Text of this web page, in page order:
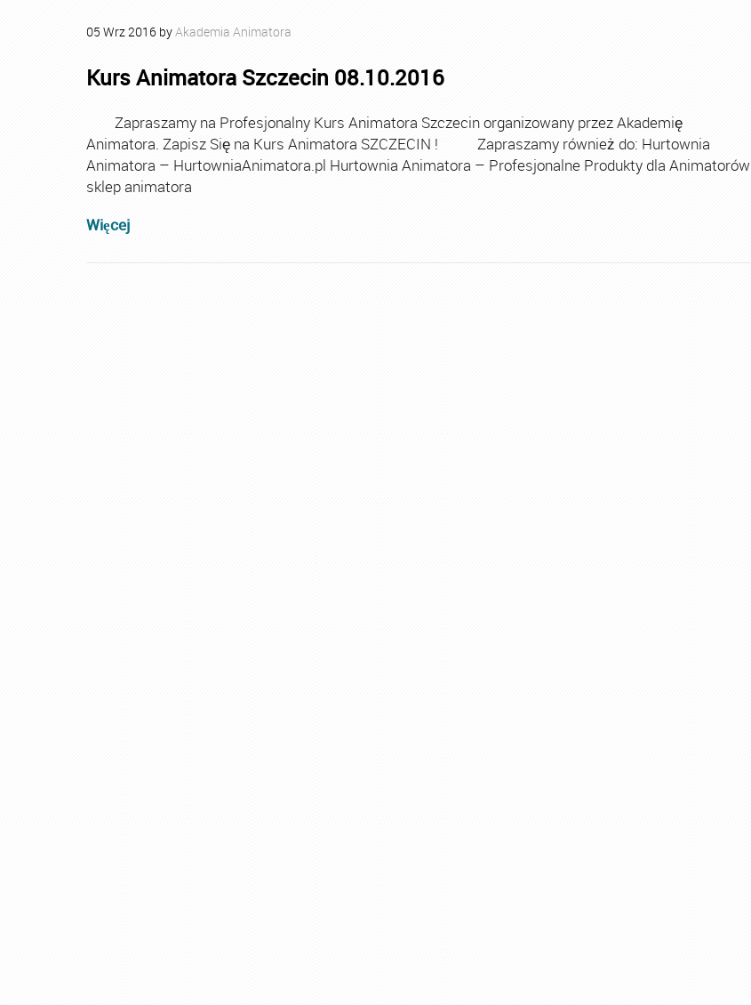
05 Wrz2016 byAkademia Animatora
Kurs Animatora Szczecin 08.10.2016
Zapraszamy na Profesjonalny Kurs Animatora Szczecin organizowany przez Akademię
Animatora. Zapisz Się na Kurs Animatora SZCZECIN ! Zapraszamy również do: Hurtownia
Animatora – HurtowniaAnimatora.pl Hurtownia Animatora – Profesjonalne Produkty dla Animatorów
sklep animatora
Więcej